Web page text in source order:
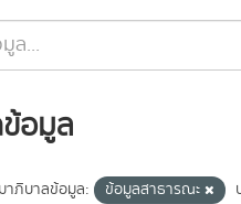
อมูล
าภิบาลข้อมูล: ข้อมูลสาธารณะ